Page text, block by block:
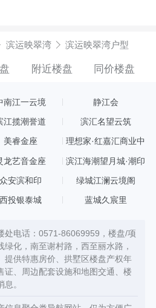
滨运映翠湾 滨运映翠湾户型
附近楼盘 同价楼盘
南江一云境 静江会
江揽潮誉道 滨汇名望云筑
美睿金座
理想家·红嘉汇商业中
龙艺音金座 滨江海潮望月城·潮印
众安滨和印 绿城江澜云境阁
西投银泰城 蓝城久宸里
处电话：0571-86069959，楼盘/项
绿化，南至谢村路，西至丽水路，
提供特惠房价、拱墅区楼盘产权年
证、周边配套设施和地图交通、楼
。